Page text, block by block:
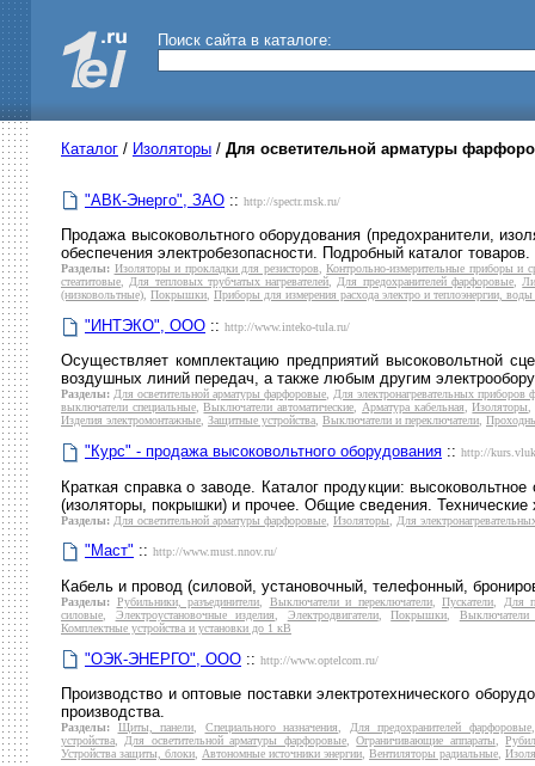
Поиск сайта в каталоге:
Каталог / Изоляторы / Для осветительной арматуры
"АВК-Энерго", ЗАО :: http://spectr.msk.ru/
Продажа высоковольтного оборудования (предохранители,
обеспечения электробезопасности. Подробный каталог
Разделы: Изоляторы и прокладки для резисторов,Контрольно-измерительные приборы и
стеатитовые,Для тепловых трубчатых нагревателей,Для предохранителей фарфоровые,
(низковольтные), Покрышки, Приборы для измерения расхода электро и теплоэнергии, воды
"ИНТЭКО", ООО :: http://www.inteko-tula.ru/
Осуществляет комплектацию предприятий высоковольтной
воздушных линий передач, а также любым другим
Разделы: Для осветительной арматуры фарфоровые, Для электронагревательных приборов
выключатели специальные,Выключатели автоматические, Арматура кабельная,Изоляторы
Изделия электромонтажные, Защитные устройства, Выключатели и переключатели,
"Курс" - продажа высоковольтного оборудования :: http://
Краткая справка о заводе. Каталог продукции:
(изоляторы, покрышки) и прочее. Общие сведения. Технические
Разделы: Для осветительной арматуры фарфоровые Изоляторы Для
"Маст" :: http://www.must.nnov.ru/
Кабель и провод (силовой, установочный, телефонный,
Разделы: Рубильники, разъединители Выключатели и переключатели, Пускатели
Для
силовые
Электроустановочные изделия Электродвигатели,Покрышки
Выключатели
Комплектные устройства и установки до 1 кВ
"ОЭК-ЭНЕРГО", ООО :: http://www.optelcom.ru/
Производство и оптовые поставки электротехнического
производства.
Разделы: Щиты, панели Специального назначения Для предохранителей фарфоровые
устройства
Для осветительной арматуры фарфоровые,Ограничивающие аппараты ,
Устройства защиты, блоки
Автономные источники энергии Вентиляторы радиальные